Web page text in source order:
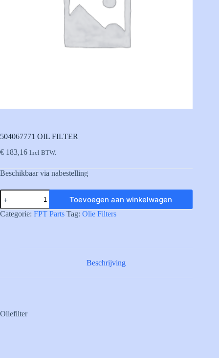
504067771 OIL FILTER
€ 183,16 Incl BTW.
Beschikbaar via nabestelling
504067771
OIL
FILTER
aantal
Toevoegen aan winkelwagen
Categorie: FPT Parts Tag: Olie Filters
Beschrijving
Oliefilter